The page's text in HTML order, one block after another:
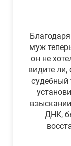
муж
он не
видите
судебный
ДНК,